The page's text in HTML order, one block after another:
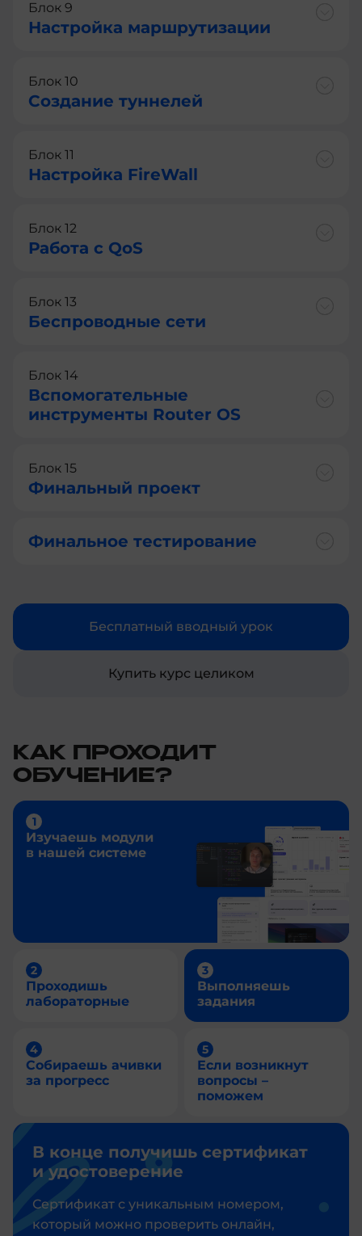
Блок 9
Настройка маршрутизации
Блок 10
Создание туннелей
Блок 11
Настройка FireWall
Блок 12
Работа с QoS
Блок 13
Беспроводные сети
Блок 14
Вспомогательные
инструменты Router OS
Блок 15
Финальный проект
Финальное тестирование
Бесплатный вводный урок
Купить курс целиком
КАК ПРОХОДИТ
ОБУЧЕНИЕ?
Изучаешь модули
в нашей системе
Проходишь
лабораторные
Выполняешь
задания
Собираешь ачивки
за прогресс
Если возникнут
вопросы –
поможем
В конце получишь сертификат
и удостоверение
Сертификат с уникальным номером,
который можно проверить онлайн,